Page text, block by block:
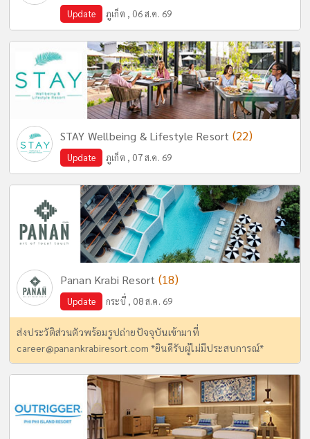
Update ภูเก็ต , 06 ส.ค. 69
STAY Wellbeing & Lifestyle Resort (22)
Update ภูเก็ต , 07 ส.ค. 69
Panan Krabi Resort (18)
Update กระบี่ , 08 ส.ค. 69
ส่งประวัติส่วนตัวพร้อมรูปถ่ายปัจจุบันเข้ามาที่
career@panankrabiresort.com *ยินดีรับผู้ไม่มีประสบการณ์*